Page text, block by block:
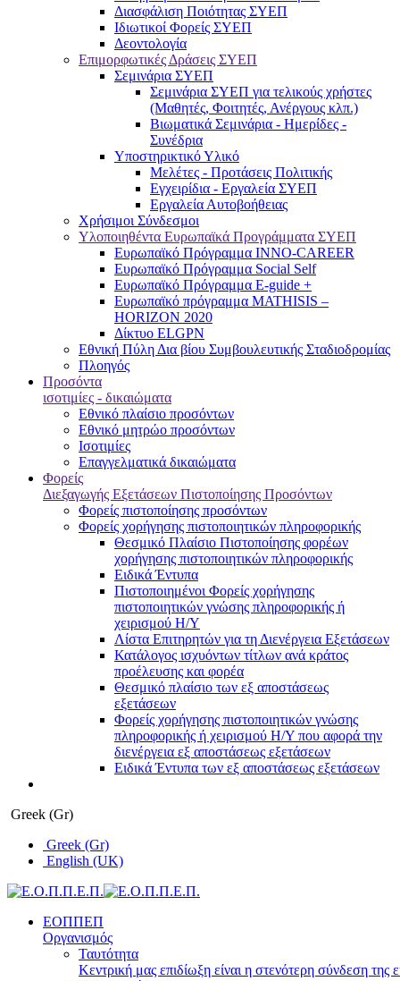
Διασφάλιση Ποιότητας ΣΥΕΠ
Ιδιωτικοί Φορείς ΣΥΕΠ
Δεοντολογία
Επιμορφωτικές Δράσεις ΣΥΕΠ
Σεμινάρια ΣΥΕΠ
Σεμινάρια ΣΥΕΠ για τελικούς χρήστες
(Μαθητές, Φοιτητές, Ανέργους κλπ.)
Βιωματικά Σεμινάρια - Ημερίδες -
Συνέδρια
Υποστηρικτικό Υλικό
Μελέτες - Προτάσεις Πολιτικής
Εγχειρίδια - Εργαλεία ΣΥΕΠ
Εργαλεία Αυτοβοήθειας
Χρήσιμοι Σύνδεσμοι
Υλοποιηθέντα Ευρωπαϊκά Προγράμματα ΣΥΕΠ
Ευρωπαϊκό Πρόγραμμα INNO-CAREER
Ευρωπαϊκό Πρόγραμμα Social Self
Ευρωπαϊκό Πρόγραμμα E-guide +
Ευρωπαϊκό πρόγραμμα MATHISIS –
HORIZON 2020
Δίκτυο ELGPN
Εθνική Πύλη Δια βίου Συμβουλευτικής Σταδιοδρομίας
Πλοηγός
Προσόντα
ισοτιμίες - δικαιώματα
Εθνικό πλαίσιο προσόντων
Εθνικό μητρώο προσόντων
Ισοτιμίες
Επαγγελματικά δικαιώματα
Φορείς
Διεξαγωγής Εξετάσεων Πιστοποίησης Προσόντων
Φορείς πιστοποίησης προσόντων
Φορείς χορήγησης πιστοποιητικών πληροφορικής
Θεσμικό Πλαίσιο Πιστοποίησης φορέων
χορήγησης πιστοποιητικών πληροφορικής
Ειδικά Έντυπα
Πιστοποιημένοι Φορείς χορήγησης
πιστοποιητικών γνώσης πληροφορικής ή
χειρισμού Η/Υ
Λίστα Επιτηρητών για τη Διενέργεια Εξετάσεων
Κατάλογος ισχυόντων τίτλων ανά κράτος
προέλευσης και φορέα
Θεσμικό πλαίσιο των εξ αποστάσεως
εξετάσεων
Φορείς χορήγησης πιστοποιητικών γνώσης
πληροφορικής ή χειρισμού Η/Υ που αφορά την
διενέργεια εξ αποστάσεως εξετάσεων
Ειδικά Έντυπα των εξ αποστάσεως εξετάσεων
Greek (Gr)
Greek (Gr)
English (UK)
ΕΟΠΠΕΠ
Οργανισμός
Ταυτότητα
Κεντρική μας επιδίωξη είναι η στενότερη σύνδεση της